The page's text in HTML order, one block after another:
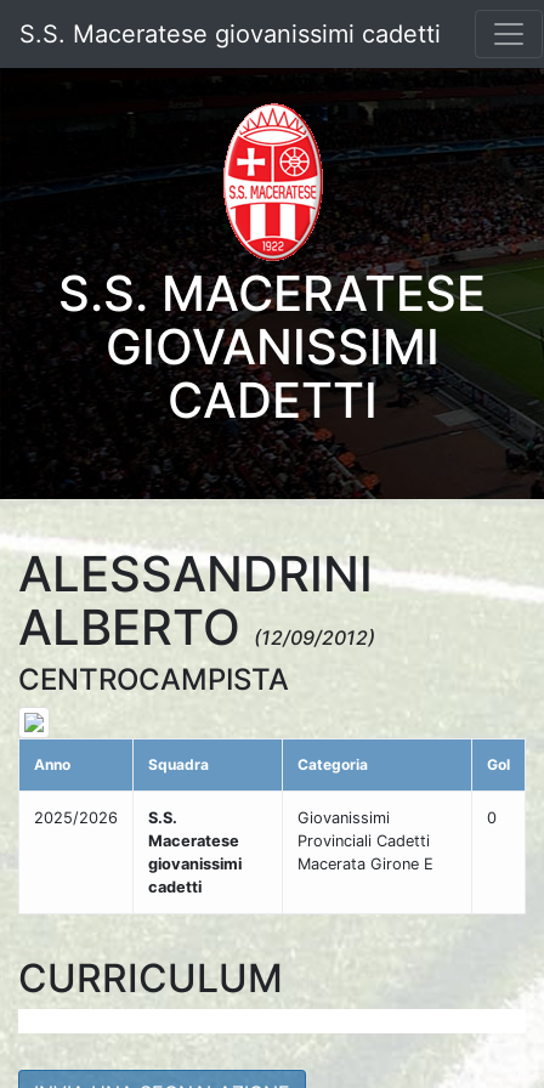
S.S. Maceratese giovanissimi cadetti
S.S. MACERATESE
GIOVANISSIMI
CADETTI
ALESSANDRINI
ALBERTO
(12/09/2012)
CENTROCAMPISTA
Anno Squadra Categoria Gol
2025/2026
S.S.
Maceratese
giovanissimi
cadetti
Giovanissimi
Provinciali Cadetti
Macerata Girone E
0
CURRICULUM